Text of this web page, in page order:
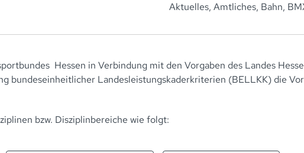
Aktuelles, Amtliches, Bahn,
Hessen in Verbindung mit den Vorgaben des Landes
bundeseinheitlicher Landesleistungskaderkriterien (BELLKK) die
bzw. Disziplinbereiche wie folgt: